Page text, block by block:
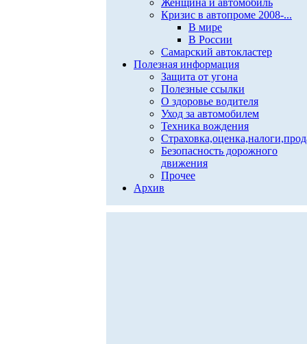
Женщина и автомобиль
Кризис в автопроме 2008-...
В мире
В России
Самарский автокластер
Полезная информация
Защита от угона
Полезные ссылки
О здоровье водителя
Уход за автомобилем
Техника вождения
Безопасность дорожного
движения
Прочее
Архив